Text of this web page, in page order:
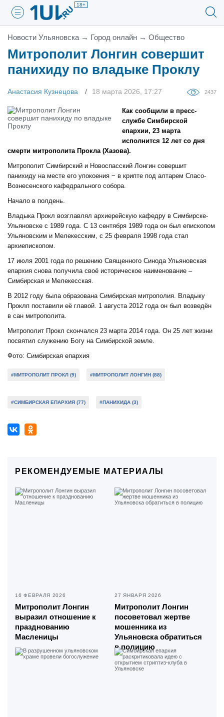
18+
Новости Ульяновска → Город онлайн → Общество
Митрополит Лонгин совершит
панихиду по владыке Проклу
Анастасия Кузнецова 18 марта 2026, 17:27 2437
Как сообщили в пресс-
службе Симбирской
епархии, 23 марта
исполнится 12 лет со дня
смерти митрополита Прокла (Хазова).
Митрополит Симбирский и Новоспасский Лонгин совершит
панихиду на месте его упокоения − в крипте под алтарем Спасо-
Вознесенского кафедрального собора.
Начало в полдень.
Владыка Прокл возглавлял архиерейскую кафедру в Симбирске-
Ульяновске с 1989 года. С 13 сентября 1989 года он был епископом
Ульяновским и Мелекесским, с 25 февраля 1998 года стал
архиепископом.
17 июля 2001 года по решению Священного Синода Ульяновская
епархия снова получила своё историческое наименование –
Симбирская и Мелекесская.
В 2012 году была образована Симбирская митрополия. Владыку
Проклп поставили её главой. 1 августа 2012 года он был возведён
в сан митрополита.
Митрополит Прокл скончался 23 марта 2014 года. Он 25 лет жизни
посвятил служению Богу на Симбирской земле.
Фото: Симбирская епархия
#МИТРОПОЛИТ ПРОКЛ (9) #МИТРОПОЛИТ ЛОНГИН (88)
#СИМБИРСКАЯ ЕПАРХИЯ (77) #ПАНИХИДА (3)
РЕКОМЕНДУЕМЫЕ МАТЕРИАЛЫ
16 ФЕВРАЛЯ 2026
Митрополит Лонгин
выразил отношение к
празднованию
Масленицы
27 ЯНВАРЯ 2026
Митрополит Лонгин
посоветовал жертве
мошенника из
Ульяновска обратиться
в полицию